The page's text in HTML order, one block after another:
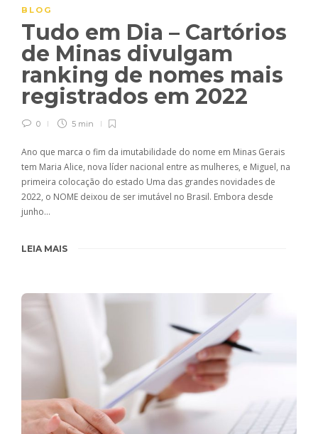
BLOG
Tudo em Dia – Cartórios
de Minas divulgam
ranking de nomes mais
registrados em 2022
0 5 min
Ano que marca o fim da imutabilidade do nome em Minas Gerais
tem Maria Alice, nova líder nacional entre as mulheres, e Miguel, na
primeira colocação do estado Uma das grandes novidades de
2022, o NOME deixou de ser imutável no Brasil. Embora desde
junho…
LEIA MAIS